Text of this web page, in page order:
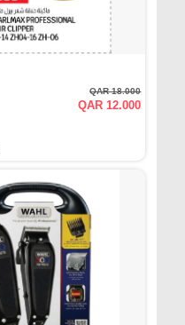
QAR 18.000
QAR 12.000